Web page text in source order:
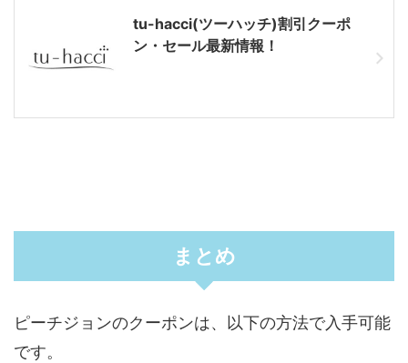
tu-hacci(ツーハッチ)割引クーポ
ン・セール最新情報！
まとめ
ピーチジョンのクーポンは、以下の方法で入手可能
です。